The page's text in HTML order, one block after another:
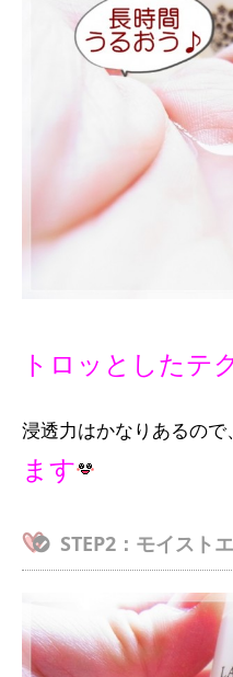
トロッとしたテ
浸透力はかなりあるので、
ます
STEP2：モイスト